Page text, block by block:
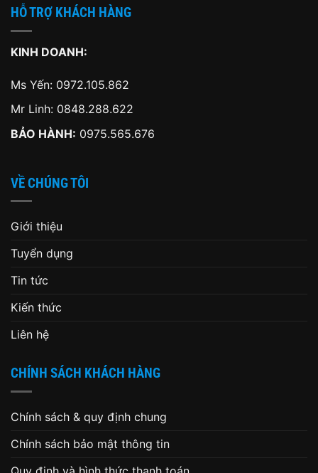
HỖ TRỢ KHÁCH HÀNG
KINH DOANH:
Ms Yến: 0972.105.862
Mr Linh: 0848.288.622
BẢO HÀNH: 0975.565.676
VỀ CHÚNG TÔI
Giới thiệu
Tuyển dụng
Tin tức
Kiến thức
Liên hệ
CHÍNH SÁCH KHÁCH HÀNG
Chính sách & quy định chung
Chính sách bảo mật thông tin